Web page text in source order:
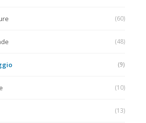
(60)
(48)
(9)
(10)
(13)